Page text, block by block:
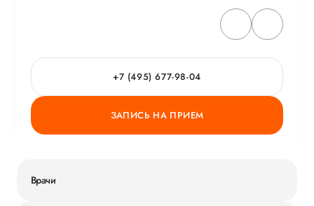
+7 (495) 677-98-04
ЗАПИСЬ НА ПРИЕМ
Врачи